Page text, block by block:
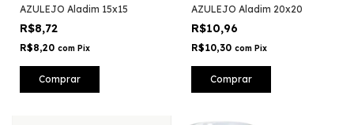
AZULEJO Aladim 15x15
R$8,72
R$8,20 com Pix
AZULEJO Aladim 20x20
R$10,96
R$10,30 com Pix